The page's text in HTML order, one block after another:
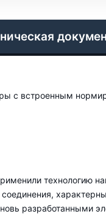
с встроенным
технологию
разработанными